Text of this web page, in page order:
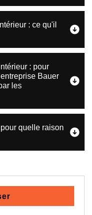
: ce qu'il
: pour
Bauer
les
quelle raison